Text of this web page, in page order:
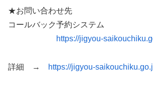
★お問い合わせ先
コールバック予約システム
https://jigyou-
詳細 → https://jigyou-